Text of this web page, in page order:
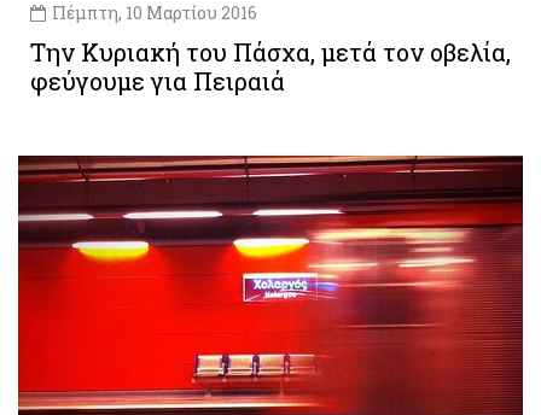
Πέμπτη, 10 Μαρτίου 2016
Την Κυριακή του Πάσχα, μετά τον οβελία,
φεύγουμε για Πειραιά